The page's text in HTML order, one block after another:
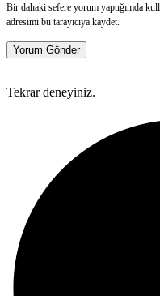
Bir dahaki sefere yorum yaptığımda
adresimi bu tarayıcıya kaydet.
Yorum Gönder
Tekrar deneyiniz.